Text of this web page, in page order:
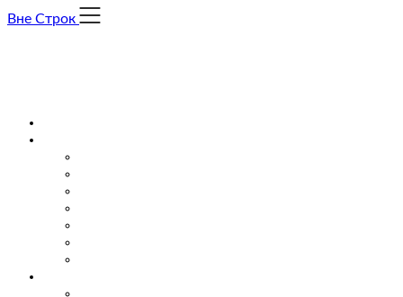
Skip
Вне Строк